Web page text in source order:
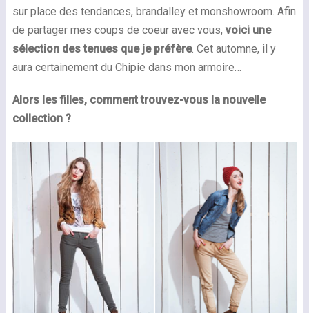
sur place des tendances, brandalley et monshowroom. Afin
de partager mes coups de coeur avec vous, voici une
sélection des tenues que je préfère. Cet automne, il y
aura certainement du Chipie dans mon armoire…
Alors les filles, comment trouvez-vous la nouvelle
collection ?